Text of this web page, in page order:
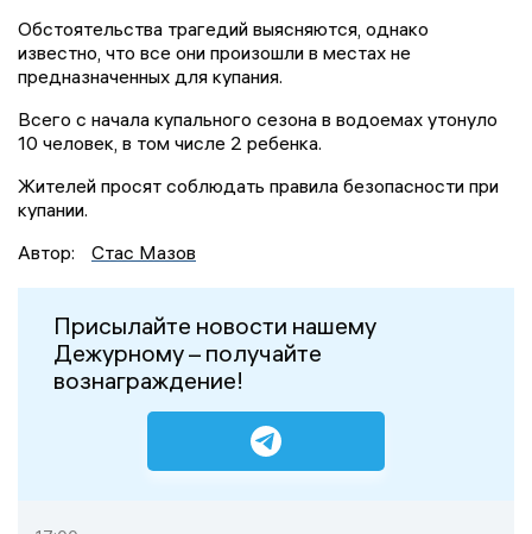
Обстоятельства трагедий выясняются, однако
известно, что все они произошли в местах не
предназначенных для купания.
Всего с начала купального сезона в водоемах утонуло
10 человек, в том числе 2 ребенка.
Жителей просят соблюдать правила безопасности при
купании.
Автор:
Стас Мазов
Присылайте новости нашему
Дежурному – получайте
вознаграждение!